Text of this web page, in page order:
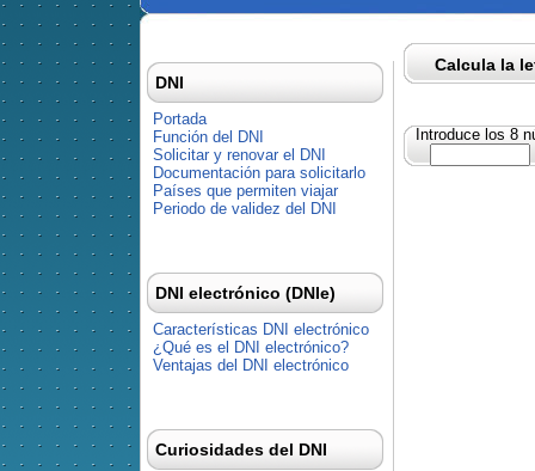
Calcula la
Introduce los 8
DNI
Portada
Función del DNI
Solicitar y renovar el DNI
Documentación para solicitarlo
Países que permiten viajar
Periodo de validez del DNI
DNI electrónico (DNIe)
Características DNI electrónico
¿Qué es el DNI electrónico?
Ventajas del DNI electrónico
Curiosidades del DNI